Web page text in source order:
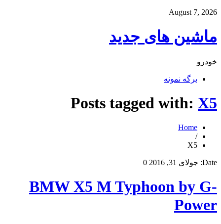
August 7, 2026
ماشین های جدید
خودرو
برگه نمونه
Posts tagged with: X5
Home
/
X5
Date: جولای 31, 2016 0
BMW X5 M Typhoon by G-
Power